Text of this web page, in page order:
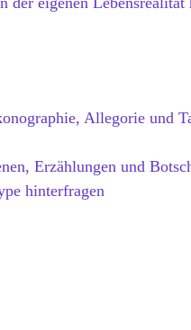
Allegorie und
Erzählungen und
hinterfragen